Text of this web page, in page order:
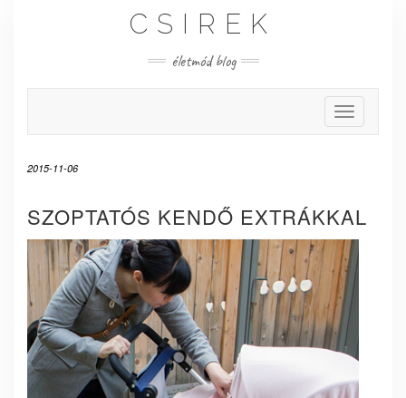
CSIREK
életmód blog
Toggle
2015-11-06
SZOPTATÓS KENDŐ EXTRÁKKAL